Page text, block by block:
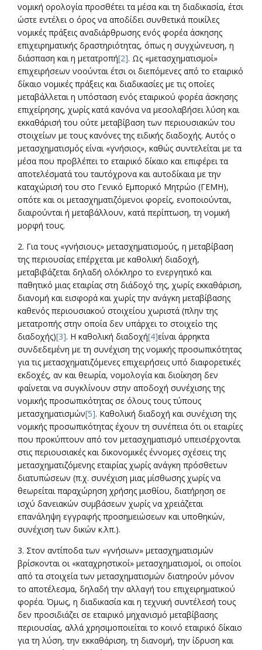
νομική ορολογία προσθέτει τα μέσα και τη διαδικασία, έτσι
ώστε εντέλει ο όρος να αποδίδει συνθετικά ποικίλες
νομικές πράξεις αναδιάρθρωσης ενός φορέα άσκησης
επιχειρηματικής δραστηριότητας, όπως η συγχώνευση, η
διάσπαση και η μετατροπή[2]. Ως «μετασχηματισμοί»
επιχειρήσεων νοούνται έτσι οι διεπόμενες από το εταιρικό
δίκαιο νομικές πράξεις και διαδικασίες με τις οποίες
μεταβάλλεται η υπόσταση ενός εταιρικού φορέα άσκησης
επιχείρησης, χωρίς κατά κανόνα να μεσολαβήσει λύση και
εκκαθάρισή του ούτε μεταβίβαση των περιουσιακών του
στοιχείων με τους κανόνες της ειδικής διαδοχής. Αυτός ο
μετασχηματισμός είναι «γνήσιος», καθώς συντελείται με τα
μέσα που προβλέπει το εταιρικό δίκαιο και επιφέρει τα
αποτελέσματά του ταυτόχρονα και αυτοδίκαια με την
καταχώρισή του στο Γενικό Εμπορικό Μητρώο (ΓΕΜΗ),
οπότε και οι μετασχηματιζόμενοι φορείς, ενοποιούνται,
διαιρούνται ή μεταβάλλουν, κατά περίπτωση, τη νομική
μορφή τους.
2. Για τους «γνήσιους» μετασχηματισμούς, η μεταβίβαση
της περιουσίας επέρχεται με καθολική διαδοχή,
μεταβιβάζεται δηλαδή ολόκληρο το ενεργητικό και
παθητικό μιας εταιρίας στη διάδοχό της, χωρίς εκκαθάριση,
διανομή και εισφορά και χωρίς την ανάγκη μεταβίβασης
καθενός περιουσιακού στοιχείου χωριστά (πλην της
μετατροπής στην οποία δεν υπάρχει το στοιχείο της
διαδοχής)[3]. Η καθολική διαδοχή[4]είναι άρρηκτα
συνδεδεμένη με τη συνέχιση της νομικής προσωπικότητας
για τις μετασχηματιζόμενες επιχειρήσεις υπό διαφορετικές
εκδοχές, αν και θεωρία, νομολογία και διοίκηση δεν
φαίνεται να συγκλίνουν στην αποδοχή συνέχισης της
νομικής προσωπικότητας σε όλους τους τύπους
μετασχηματισμών[5]. Καθολική διαδοχή και συνέχιση της
νομικής προσωπικότητας έχουν τη συνέπεια ότι οι εταιρίες
που προκύπτουν από τον μετασχηματισμό υπεισέρχονται
στις περιουσιακές και δικονομικές έννομες σχέσεις της
μετασχηματιζόμενης εταιρίας χωρίς ανάγκη πρόσθετων
διατυπώσεων (π.χ. συνέχιση μιας μίσθωσης χωρίς να
θεωρείται παραχώρηση χρήσης μισθίου, διατήρηση σε
ισχύ δανειακών συμβάσεων χωρίς να χρειάζεται
επανάληψη εγγραφής προσημειώσεων και υποθηκών,
συνέχιση των δικών κ.λπ.).
3. Στον αντίποδα των «γνήσιων» μετασχηματισμών
βρίσκονται οι «καταχρηστικοί» μετασχηματισμοί, οι οποίοι
από τα στοιχεία των μετασχηματισμών διατηρούν μόνον
το αποτέλεσμα, δηλαδή την αλλαγή του επιχειρηματικού
φορέα. Όμως, η διαδικασία και η τεχνική συντέλεσή τους
δεν προσιδιάζει σε εταιρικό μηχανισμό μεταβίβασης
περιουσίας, αλλά χρησιμοποιείται το κοινό εταιρικό δίκαιο
για τη λύση, την εκκαθάριση, τη διανομή, την ίδρυση και